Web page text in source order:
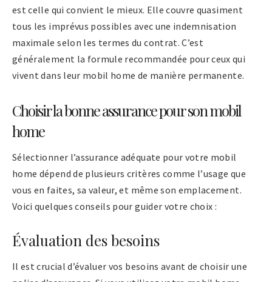
est celle qui convient le mieux. Elle couvre quasiment
tous les imprévus possibles avec une indemnisation
maximale selon les termes du contrat. C’est
généralement la formule recommandée pour ceux qui
vivent dans leur mobil home de manière permanente.
Choisir la bonne assurance pour son mobil
home
Sélectionner l’assurance adéquate pour votre mobil
home dépend de plusieurs critères comme l’usage que
vous en faites, sa valeur, et même son emplacement.
Voici quelques conseils pour guider votre choix :
Évaluation des besoins
Il est crucial d’évaluer vos besoins avant de choisir une